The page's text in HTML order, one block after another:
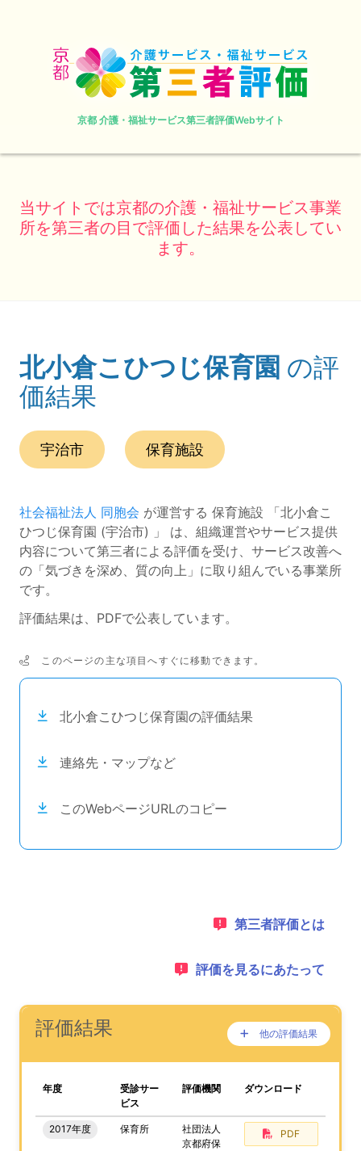
京都 介護・福祉サービス第三者評価Webサイト
当サイトでは京都の介護・福祉サービス事業
所を第三者の目で評価した結果を公表してい
ます。
(ページのタイトル)
北小倉こひつじ保育園 の評
価結果
この事業所の所在エリアは、
宇治市
です。
種別は
保育施設
社会福祉法人 同胞会 が運営する 保育施設 「北小倉こ
ひつじ保育園 (宇治市) 」 は、組織運営やサービス提供
内容について第三者による評価を受け、サービス改善へ
の「気づきを深め、質の向上」に取り組んでいる事業所
です。
評価結果は、PDFで公表しています。
次のコンテンツは目次ナビゲーションリンクです。
このページの主な項目へすぐに移動できます。
北小倉こひつじ保育園の評価結果
連絡先・マップなど
このWebページURLのコピー
1：
第三者評価とは
2：
評価を見るにあたって
ナビゲーションリンクの読み上げは以上です。
次は事業所評価を公表するためのエリアです。
(タイトル)
評価結果
ここに過去の公表
他の評価結果
が、あります。
、この事業所の評価結果をPDFでダウンロードするこ
年度
受診サー
ビス
評価機関 ダウンロード
2017年度 保育所
社団法人
京都府保
PDF